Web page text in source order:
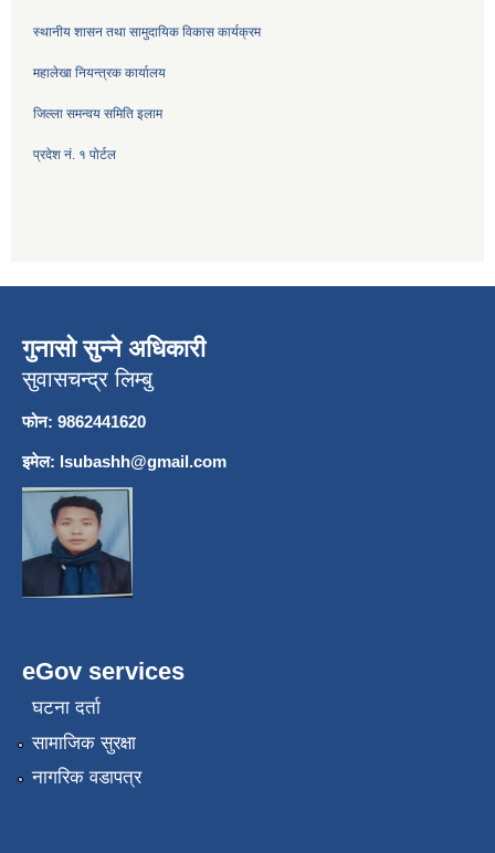
स्थानीय शासन तथा सामुदायिक विकास कार्यक्रम
महालेखा नियन्त्रक कार्यालय
जिल्ला समन्वय समिति इलाम
प्रदेश नं. १ पोर्टल
गुनासो सुन्ने अधिकारी
सुवासचन्द्र लिम्बु
फोन: 9862441620
इमेल: lsubashh@gmail.com
eGov services
घटना दर्ता
सामाजिक सुरक्षा
नागरिक वडापत्र